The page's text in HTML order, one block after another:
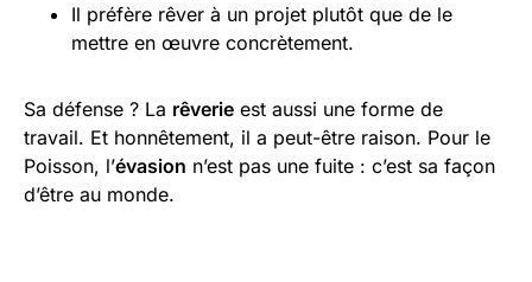
Il préfère rêver à un projet plutôt que de le
mettre en œuvre concrètement.
Sa défense ? La rêverie est aussi une forme de
travail. Et honnêtement, il a peut-être raison. Pour le
Poisson, l’évasion n’est pas une fuite : c’est sa façon
d’être au monde.